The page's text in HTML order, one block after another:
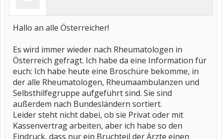
Hallo an alle Österreicher!
Es wird immer wieder nach Rheumatologen in
Österreich gefragt. Ich habe da eine Information für
euch: Ich habe heute eine Broschüre bekomme, in
der alle Rheumatologen, Rheumaambulanzen und
Selbsthilfegruppe aufgeführt sind. Sie sind
außerdem nach Bundesländern sortiert.
Leider steht nicht dabei, ob sie Privat oder mit
Kassenvertrag arbeiten, aber ich habe so den
Eindruck, dass nur ein Bruchteil der Ärzte einen